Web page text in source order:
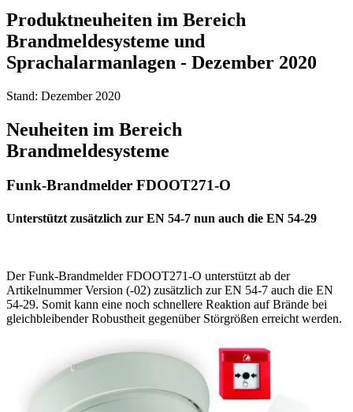
Produktneuheiten im Bereich
Brandmeldesysteme und
Sprachalarmanlagen - Dezember 2020
Stand: Dezember 2020
Neuheiten im Bereich
Brandmeldesysteme
Funk-Brandmelder FDOOT271-O
Unterstützt zusätzlich zur EN 54-7 nun auch die EN 54-29
Der Funk-Brandmelder FDOOT271-O unterstützt ab der
Artikelnummer Version (-02) zusätzlich zur EN 54-7 auch die EN
54-29. Somit kann eine noch schnellere Reaktion auf Brände bei
gleichbleibender Robustheit gegenüber Störgrößen erreicht werden.